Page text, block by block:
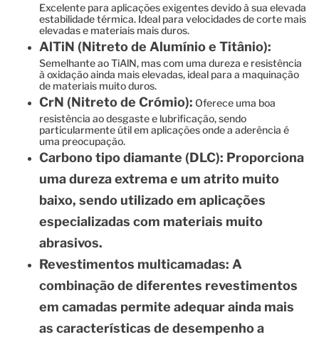
Excelente para aplicações exigentes devido à sua elevada
estabilidade térmica. Ideal para velocidades de corte mais
elevadas e materiais mais duros.
AlTiN (Nitreto de Alumínio e Titânio):
Semelhante ao TiAlN, mas com uma dureza e resistência
à oxidação ainda mais elevadas, ideal para a maquinação
de materiais muito duros.
CrN (Nitreto de Crómio): Oferece uma boa
resistência ao desgaste e lubrificação, sendo
particularmente útil em aplicações onde a aderência é
uma preocupação.
Carbono tipo diamante (DLC): Proporciona
uma dureza extrema e um atrito muito
baixo, sendo utilizado em aplicações
especializadas com materiais muito
abrasivos.
Revestimentos multicamadas: A
combinação de diferentes revestimentos
em camadas permite adequar ainda mais
as características de desempenho a